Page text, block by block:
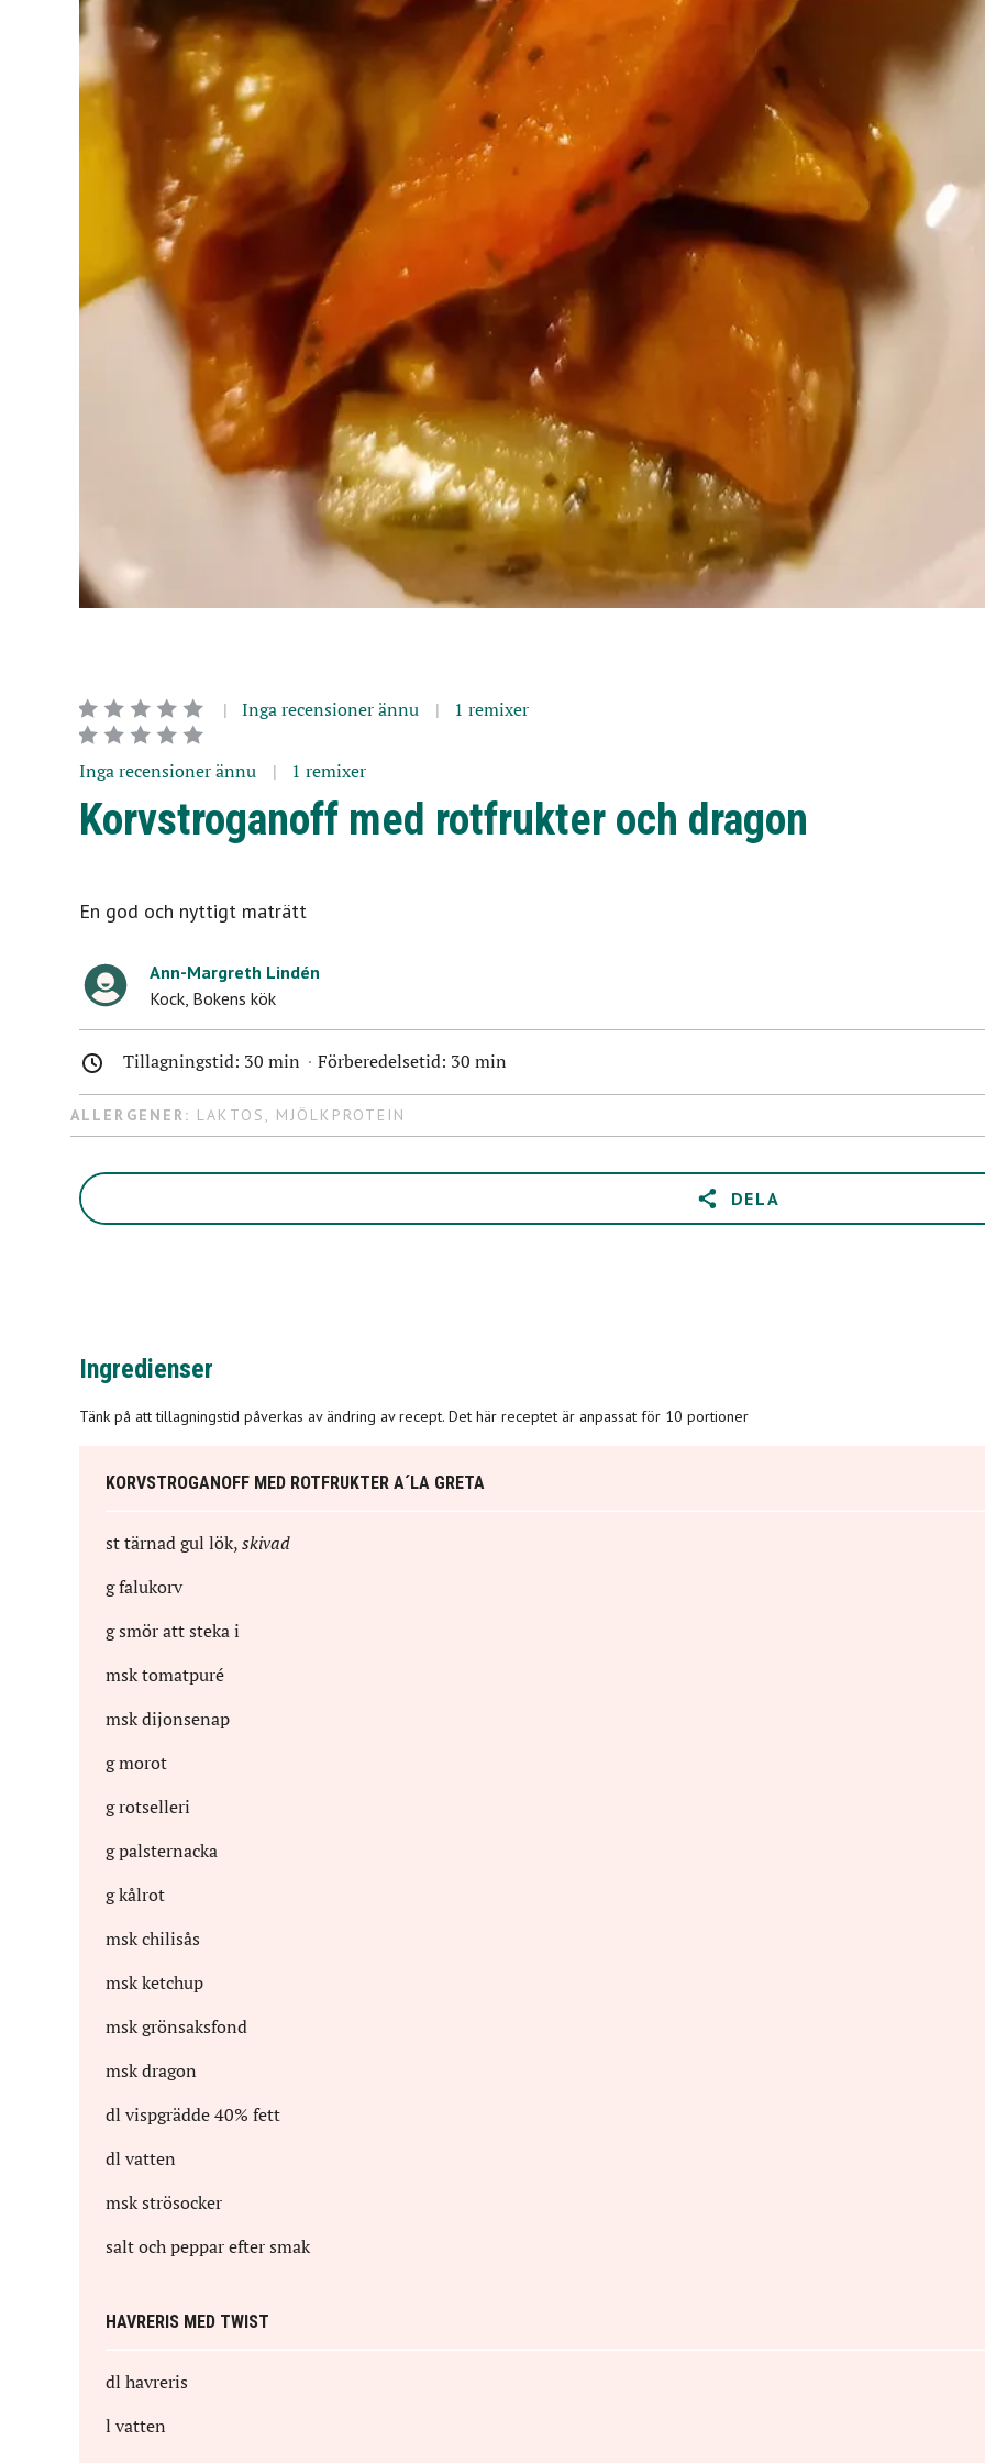
Inga recensioner ännu 1 remixer
Inga recensioner ännu 1 remixer
Korvstroganoff med rotfrukter och dragon
En god och nyttigt maträtt
Ann-Margreth Lindén
Kock Bokens kök
Tillagningstid: 30 min Förberedelsetid: 30 min
ALLERGENER: LAKTOS, MJÖLKPROTEIN
DELA
Ingredienser
Tänk på att tillagningstid påverkas av ändring av recept. Det här receptet är anpassat för 10 portioner
KORVSTROGANOFF MED ROTFRUKTER A´LA GRETA
sttärnad gul lök,skivad
gfalukorv
gsmör att steka i
msktomatpuré
mskdijonsenap
gmorot
grotselleri
gpalsternacka
gkålrot
mskchilisås
mskketchup
mskgrönsaksfond
mskdragon
dl vispgrädde 40% fett
dl vatten
mskströsocker
salt och peppar efter smak
HAVRERIS MED TWIST
dl havreris
l vatten